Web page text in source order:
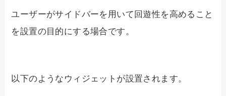
ユーザーがサイドバーを用いて回遊性を高めること
を設置の目的にする場合です。
以下のようなウィジェットが設置されます。